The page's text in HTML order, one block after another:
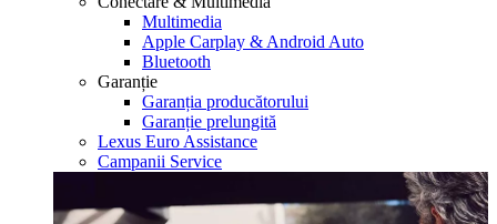
Multimedia
Apple Carplay & Android Auto
Bluetooth
Garanție
Garanția producătorului
Garanție prelungită
Lexus Euro Assistance
Campanii Service